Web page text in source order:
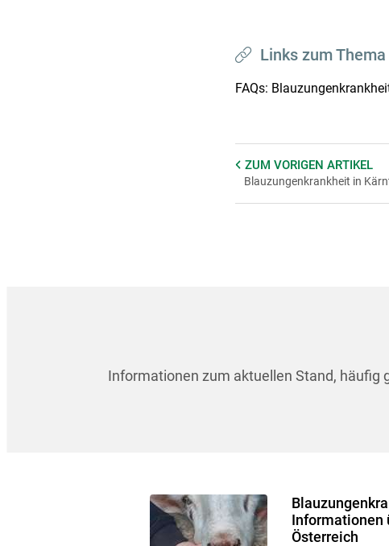
Links zum Thema
FAQs:
ZUM VORIGENARTIKEL
Blauzungenkrankheit in
Informationen zum aktuellen Stand, häufig
Informationen
Österreich